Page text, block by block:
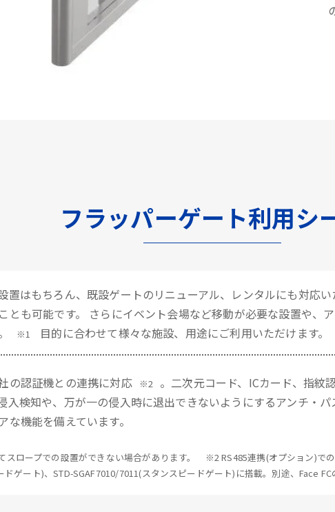
フラッパーゲート利用シ
置はもちろん、既設ゲートのリニューアル、レンタルにも対応
とも可能です。 さらにイベント会場など移動が必要な設置や、
※1 目的に合わせて様々な施設、用途にご利用いただけます。
の認証機との連携に対応 ※2
。二次元コード、ICカード、指紋
入検知や、万が一の侵入時に退出できないようにするアンチ・
機能を備えています。
ロープでの設置ができない場合があります。 ※2 RS485連携(オプション)で
ート)、STD-SGAF7010/7011(スタンスピードゲート)に搭載。別途、Face